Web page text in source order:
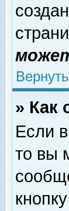
» Как
Если
то вы